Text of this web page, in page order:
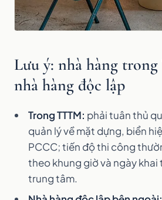
Lưu ý: nhà hàng
nhà hàng độc lập
Trong TTTM: phải tuân thủ
quản lý về mặt dựng, biển
PCCC; tiến độ thi công
theo khung giờ và ngày
trung tâm.